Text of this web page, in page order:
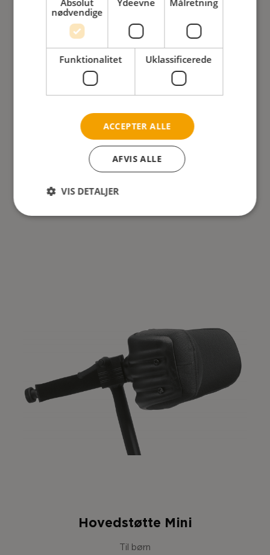
Savant hovedstøtte
Tre-punkts støtte
Hovedstøtte Mini
Til børn
nødvendige
Funktionalitet Uklassificerede
ACCEPTER ALLE
AFVIS ALLE
VIS DETALJER